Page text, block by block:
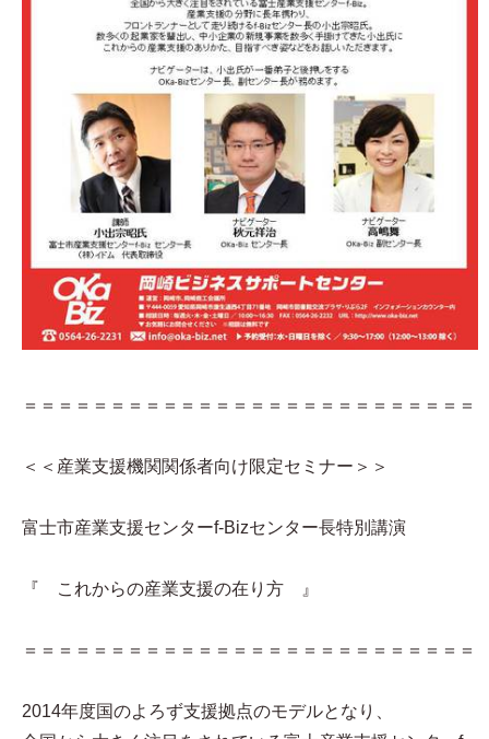
＝＝＝＝＝＝＝＝＝＝＝＝＝＝＝＝＝＝＝＝＝＝＝＝＝＝
＜＜産業支援機関関係者向け限定セミナー＞＞
富士市産業支援センターf-Bizセンター長特別講演
『 これからの産業支援の在り方 』
＝＝＝＝＝＝＝＝＝＝＝＝＝＝＝＝＝＝＝＝＝＝＝＝＝＝
2014年度国のよろず支援拠点のモデルとなり、